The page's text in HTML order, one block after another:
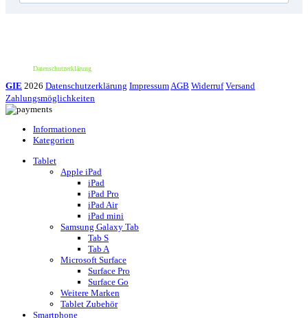
Datenschutzerklärung
GIE 2026 Datenschutzerklärung ImpressumAGB Widerruf Versand
Zahlungsmöglichkeiten
Informationen
Kategorien
Tablet
Apple iPad
iPad
iPad Pro
iPad Air
iPad mini
Samsung Galaxy Tab
Tab S
Tab A
Microsoft Surface
Surface Pro
Surface Go
Weitere Marken
Tablet Zubehör
Smartphone